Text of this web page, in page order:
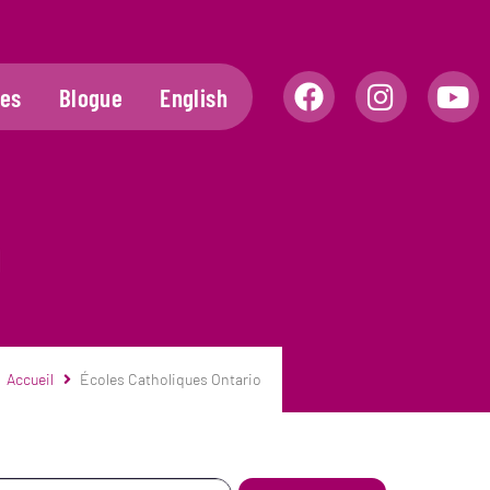
Blogue English
Accueil Écoles Catholiques Ontario